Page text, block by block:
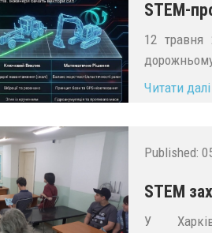
STEM-
12 травня
Читати далі
Published:
STEM
У